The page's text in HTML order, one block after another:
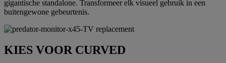
gigantische standalone. Transformeer elk visueel gebruik in een
buitengewone gebeurtenis.
KIES VOOR CURVED